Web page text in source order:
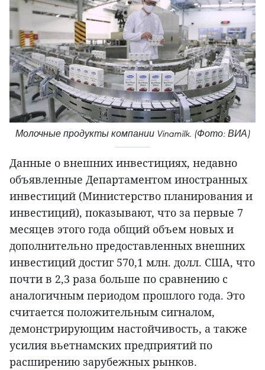
Молочные продукты компании Vinamilk. (Фото: ВИА)
Данные о внешних инвестициях, недавно
объявленные Департаментом иностранных
инвестиций (Министерство планирования и
инвестиций), показывают, что за первые 7
месяцев этого года общий объем новых и
дополнительно предоставленных внешних
инвестиций достиг 570,1 млн. долл. США, что
почти в 2,3 раза больше по сравнению с
аналогичным периодом прошлого года. Это
считается положительным сигналом,
демонстрирующим настойчивость, а также
усилия вьетнамских предприятий по
расширению зарубежных рынков.